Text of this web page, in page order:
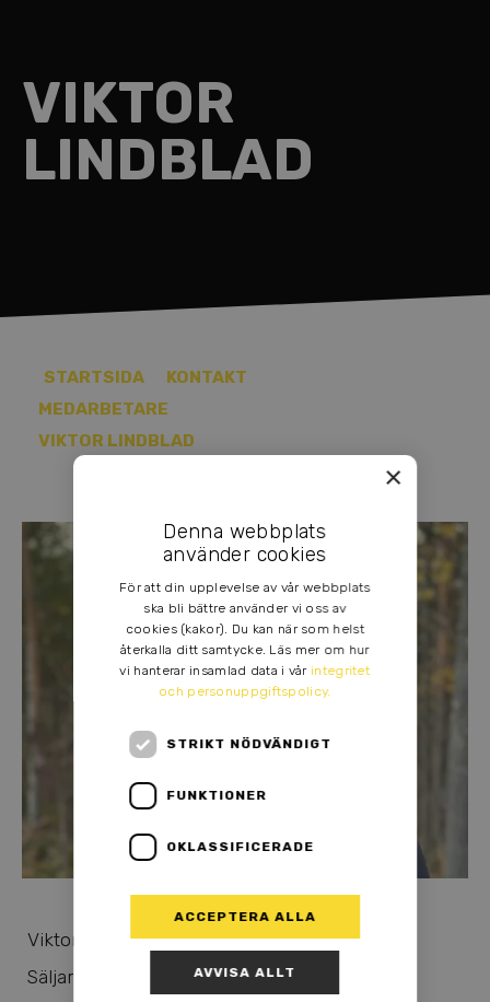
VIKTOR
LINDBLAD
STARTSIDA
KONTAKT
MEDARBETARE
VIKTOR LINDBLAD
Viktor Lindblad
Säljare
×
Denna webbplats
använder cookies
För att din upplevelse av vår webbplats
ska bli bättre använder vi oss av
cookies (kakor). Du kan när som helst
återkalla ditt samtycke. Läs mer om hur
vi hanterar insamlad data i vår integritet
och personuppgiftspolicy.
STRIKT NÖDVÄNDIGT
FUNKTIONER
OKLASSIFICERADE
ACCEPTERA ALLA
AVVISA ALLT